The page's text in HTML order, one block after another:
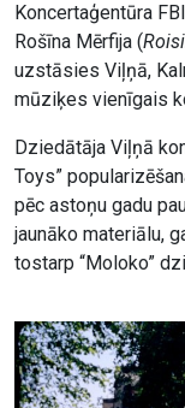
Koncertaģentūra
Rošīna Mērfija (
uzstāsies Viļņā,
mūziķes vienīgais
Dziedātāja Viļņā
Toys”
pēc astoņu gadu
jaunāko materiālu,
tostarp “Moloko”